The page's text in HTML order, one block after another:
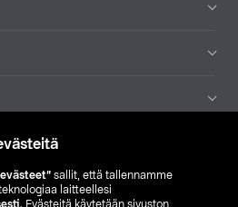
sallit, että tallennamme
laitteellesi
. Evästeitä käytetään sivuston
Etsi myymälä